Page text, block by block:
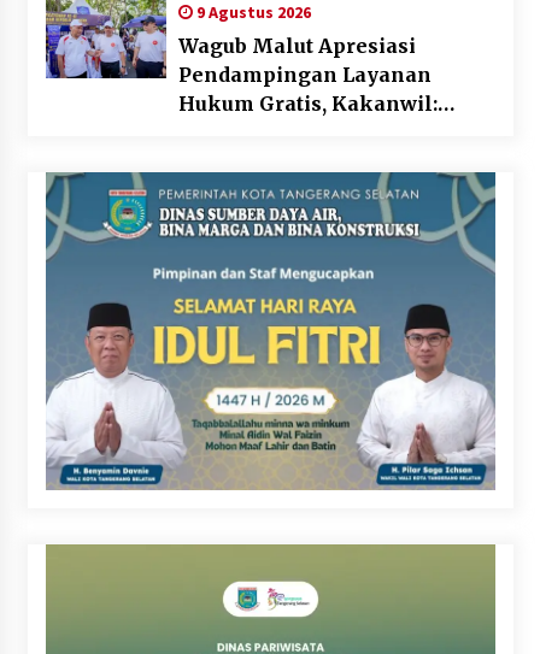
9 Agustus 2026
Wagub Malut Apresiasi
Pendampingan Layanan
Hukum Gratis, Kakanwil: